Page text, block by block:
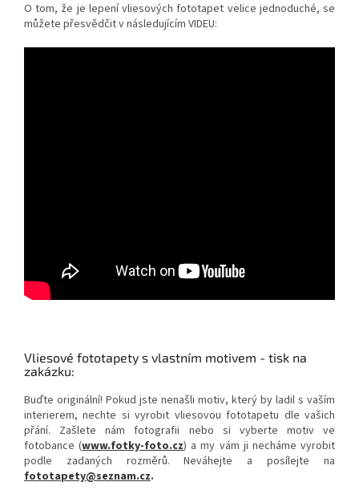
O tom, že je lepení vliesových fototapet velice jednoduché, se
můžete přesvědčit v následujícím VIDEU:
Vliesové fototapety s vlastním motivem - tisk na
zakázku:
Buďte originální! Pokud jste nenašli motiv, který by ladil s vaším
interierem, nechte si vyrobit vliesovou fototapetu dle vašich
přání. Zašlete nám fotografii nebo si vyberte motiv ve
fotobance (www.fotky-foto.cz) a my vám ji necháme vyrobit
podle zadaných rozměrů. Neváhejte a posílejte na
fototapety@seznam.cz.